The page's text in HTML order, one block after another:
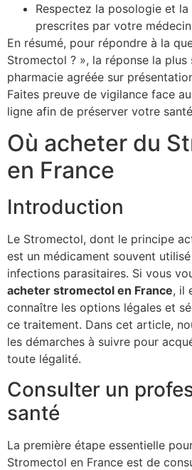
Respectez la posologie et
prescrites par votre
En résumé, pour répondre à la
Stromectol ? », la réponse la plus
pharmacie agréée sur
Faites preuve de vigilance face
ligne afin de préserver votre
Où acheter du
en France
Introduction
Le Stromectol, dont le principe
est un médicament souvent
infections parasitaires. Si vous
acheter stromectol en France, il
connaître les options légales et
ce traitement. Dans cet article,
les démarches à suivre pour
toute légalité.
Consulter un
santé
La première étape essentielle
Stromectol en France est de